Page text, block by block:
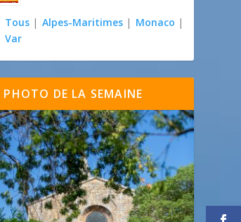
Tous | Alpes-Maritimes | Monaco |
Var
PHOTO DE LA SEMAINE